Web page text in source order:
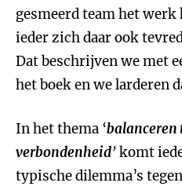
gesmeerd team het werk
ieder zich daar ook
Dat beschrijven we met
het boek en we larderen
In het thema ‘balanceren
verbondenheid’komt
typische dilemma’s